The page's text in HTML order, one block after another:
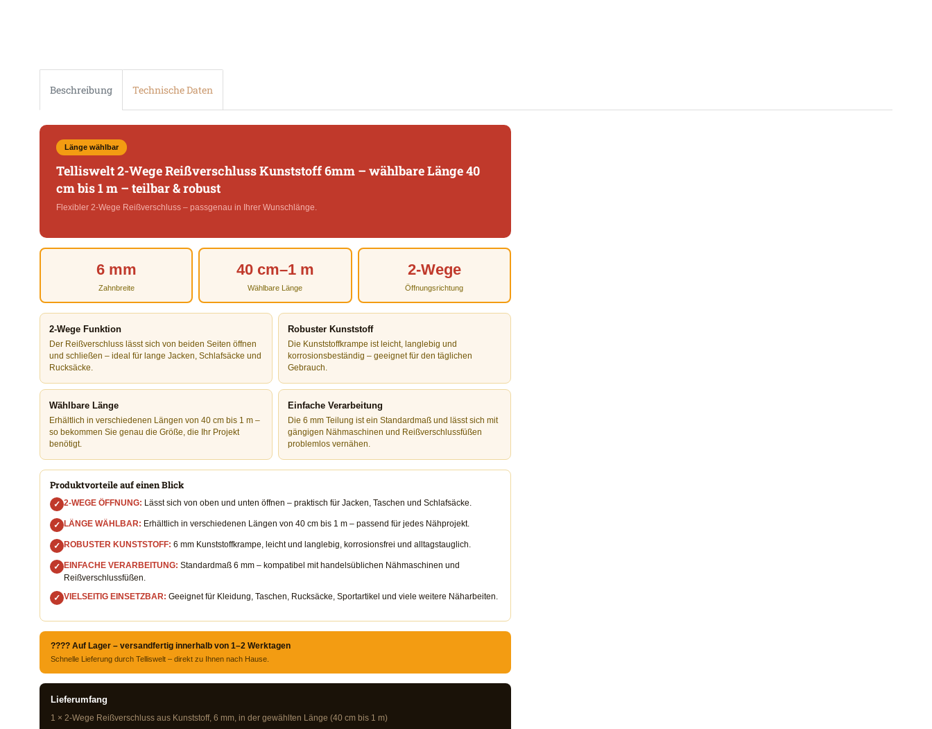
Beschreibung Technische Daten
Länge wählbar
Telliswelt 2-Wege Reißverschluss Kunststoff 6mm – wählbare Länge 40
cm bis 1 m – teilbar & robust
Flexibler 2-Wege Reißverschluss – passgenau in Ihrer Wunschlänge.
6 mm
Zahnbreite
40 cm–1 m
Wählbare Länge
2-Wege
Öffnungsrichtung
2-Wege Funktion
Der Reißverschluss lässt sich von beiden Seiten öffnen
und schließen – ideal für lange Jacken, Schlafsäcke und
Rucksäcke.
Robuster Kunststoff
Die Kunststoffkrampe ist leicht, langlebig und
korrosionsbeständig – geeignet für den täglichen
Gebrauch.
Wählbare Länge
Erhältlich in verschiedenen Längen von 40 cm bis 1 m –
so bekommen Sie genau die Größe, die Ihr Projekt
benötigt.
Einfache Verarbeitung
Die 6 mm Teilung ist ein Standardmaß und lässt sich mit
gängigen Nähmaschinen und Reißverschlussfüßen
problemlos vernähen.
Produktvorteile auf einen Blick
✓ 2-WEGE ÖFFNUNG: Lässt sich von oben und unten öffnen – praktisch für Jacken, Taschen und Schlafsäcke.
✓ LÄNGE WÄHLBAR: Erhältlich in verschiedenen Längen von 40 cm bis 1 m – passend für jedes Nähprojekt.
✓ ROBUSTER KUNSTSTOFF: 6 mm Kunststoffkrampe, leicht und langlebig, korrosionsfrei und alltagstauglich.
✓ EINFACHE VERARBEITUNG: Standardmaß 6 mm – kompatibel mit handelsüblichen Nähmaschinen und
Reißverschlussfüßen.
✓ VIELSEITIG EINSETZBAR: Geeignet für Kleidung, Taschen, Rucksäcke, Sportartikel und viele weitere Näharbeiten.
???? Auf Lager – versandfertig innerhalb von 1–2 Werktagen
Schnelle Lieferung durch Telliswelt – direkt zu Ihnen nach Hause.
Lieferumfang
1 × 2-Wege Reißverschluss aus Kunststoff, 6 mm, in der gewählten Länge (40 cm bis 1 m)